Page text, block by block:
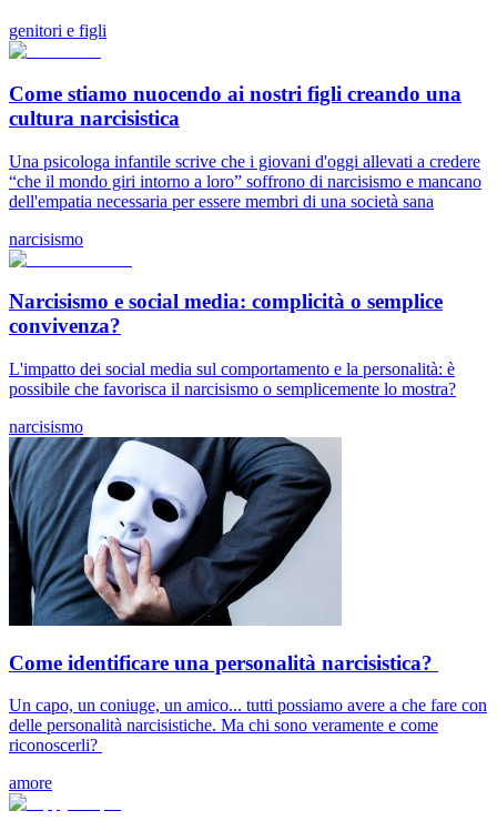
genitori e figli
Come stiamo nuocendo ai nostri figli creando una
cultura narcisistica
Una psicologa infantile scrive che i giovani d'oggi allevati a credere
“che il mondo giri intorno a loro” soffrono di narcisismo e mancano
dell'empatia necessaria per essere membri di una società sana
narcisismo
Narcisismo e social media: complicità o semplice
convivenza?
L'impatto dei social media sul comportamento e la personalità: è
possibile che favorisca il narcisismo o semplicemente lo mostra?
narcisismo
Come identificare una personalità narcisistica?
Un capo, un coniuge, un amico... tutti possiamo avere a che fare con
delle personalità narcisistiche. Ma chi sono veramente e come
riconoscerli?
amore